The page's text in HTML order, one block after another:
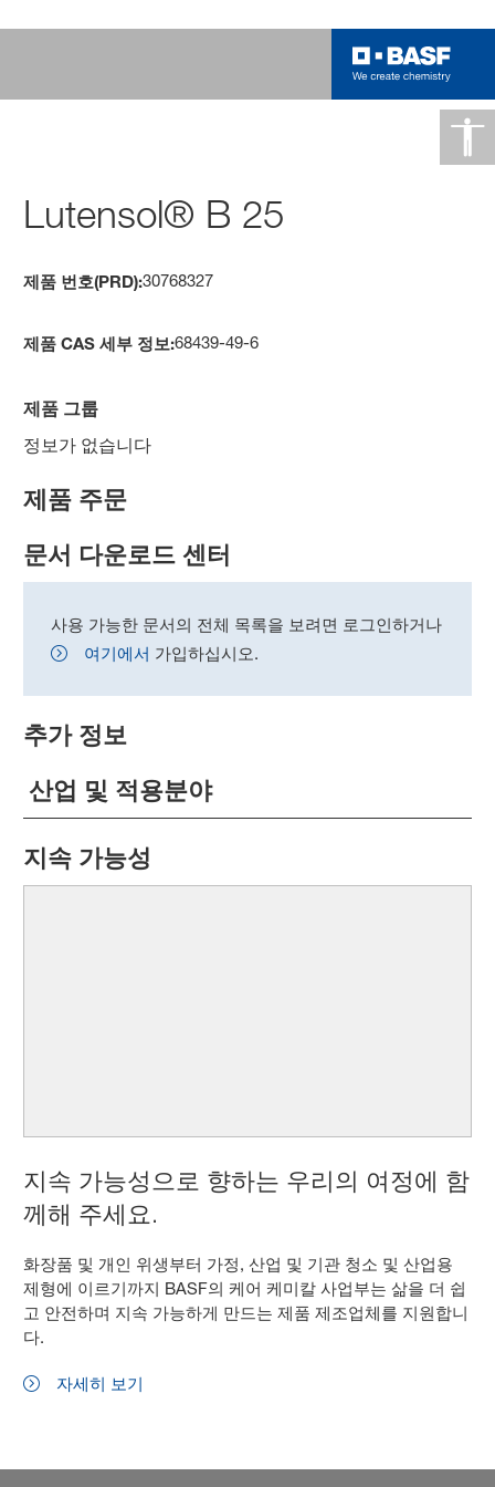
Lutensol® B 25
제품 번호(PRD):30768327
제품 CAS 세부 정보:68439-49-6
제품 그룹
정보가 없습니다
제품 주문
문서 다운로드 센터
사용 가능한 문서의 전체 목록을 보려면 로그인하거나
여기에서 가입하십시오.
추가 정보
산업 및 적용분야
지속 가능성
지속 가능성으로 향하는 우리의 여정에 함
께해 주세요.
화장품 및 개인 위생부터 가정, 산업 및 기관 청소 및 산업용
제형에 이르기까지 BASF의 케어 케미칼 사업부는 삶을 더 쉽
고 안전하며 지속 가능하게 만드는 제품 제조업체를 지원합니
다.
자세히 보기